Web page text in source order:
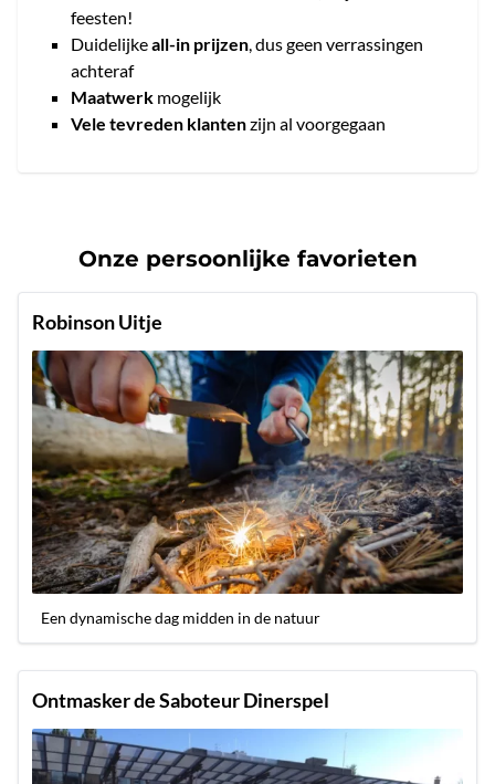
feesten!
Duidelijkeall-in prijzen, dus geen verrassingen
achteraf
Maatwerk mogelijk
Vele tevreden klantenzijn al voorgegaan
Onze persoonlijke favorieten
Robinson Uitje
Een dynamische dag midden in de natuur
Ontmasker de Saboteur Dinerspel